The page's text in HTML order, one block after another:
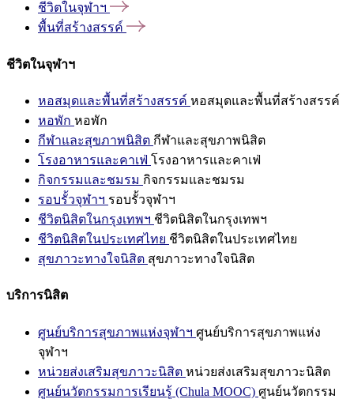
ชีวิตในจุฬาฯ
พื้นที่สร้างสรรค์
ชีวิตในจุฬาฯ
หอสมุดและพื้นที่สร้างสรรค์ หอสมุดและพื้นที่สร้างสรรค์
หอพัก หอพัก
กีฬาและสุขภาพนิสิต กีฬาและสุขภาพนิสิต
โรงอาหารและคาเฟ่ โรงอาหารและคาเฟ่
กิจกรรมและชมรม กิจกรรมและชมรม
รอบรั้วจุฬาฯ รอบรั้วจุฬาฯ
ชีวิตนิสิตในกรุงเทพฯ ชีวิตนิสิตในกรุงเทพฯ
ชีวิตนิสิตในประเทศไทย ชีวิตนิสิตในประเทศไทย
สุขภาวะทางใจนิสิต สุขภาวะทางใจนิสิต
บริการนิสิต
ศูนย์บริการสุขภาพแห่งจุฬาฯ ศูนย์บริการสุขภาพแห่ง
จุฬาฯ
หน่วยส่งเสริมสุขภาวะนิสิต หน่วยส่งเสริมสุขภาวะนิสิต
ศูนย์นวัตกรรมการเรียนรู้ (Chula MOOC) ศูนย์นวัตกรรม